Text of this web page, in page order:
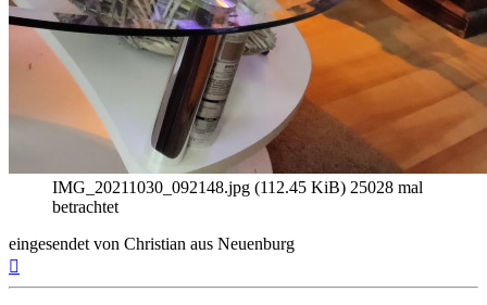
IMG_20211030_092148.jpg (112.45 KiB) 25028 mal
betrachtet
eingesendet von Christian aus Neuenburg